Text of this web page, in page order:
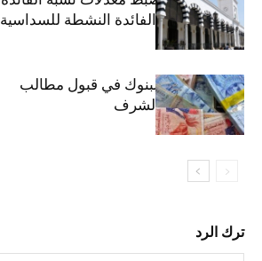
الفعلية وحدود الفائدة النشطة للسداسية
الثانية
موعد انطلاق البنوك في قبول مطالب
القروض على الشرف
ترك الرد